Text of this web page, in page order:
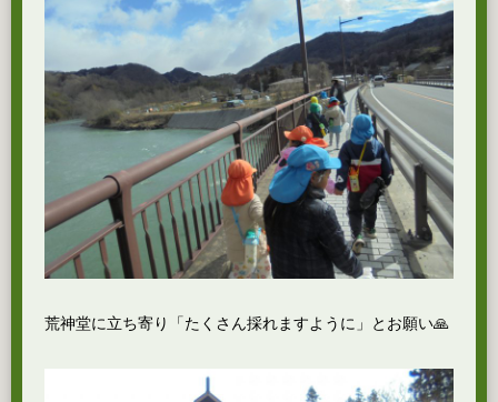
荒神堂に立ち寄り「たくさん採れますように」とお願い🙏